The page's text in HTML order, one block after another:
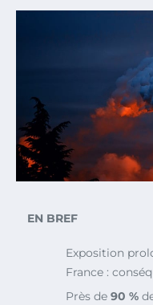
EN BREF
Exposition
France :
Près de 90 %